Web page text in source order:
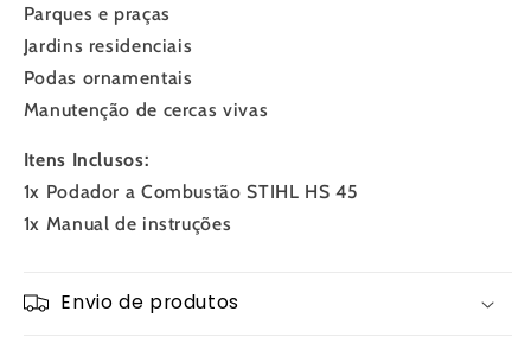
Parques e praças
Jardins residenciais
Podas ornamentais
Manutenção de cercas vivas
Itens Inclusos:
1x Podador a Combustão STIHL HS 45
1x Manual de instruções
Envio de produtos